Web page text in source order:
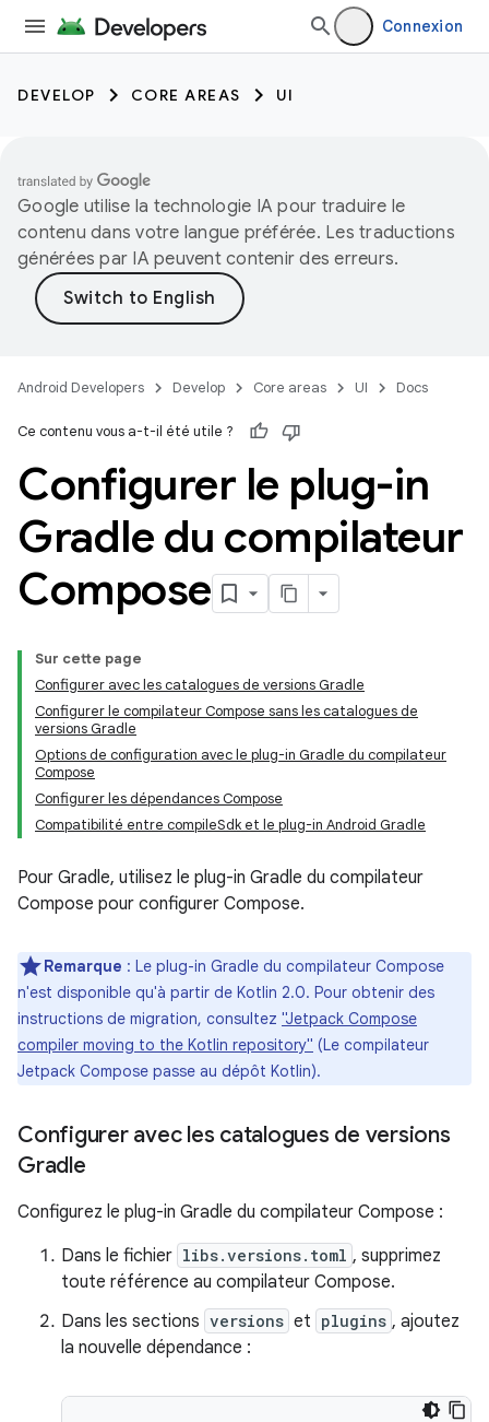
Connexion
DEVELOP CORE AREAS UI
Google utilise la technologie IA pour traduire le
contenu dans votre langue préférée. Les traductions
générées par IA peuvent contenir des erreurs.
Android Developers Develop Core areas UI Docs
Ce contenu vous a-t-il été utile ?
Configurer le plug-in
Gradle du compilateur
Compose
Sur cette page
Configurer avec les catalogues de versions Gradle
Configurer le compilateur Compose sans les catalogues de
versions Gradle
Options de configuration avec le plug-in Gradle du compilateur
Compose
Configurer les dépendances Compose
Compatibilité entre compileSdk et le plug-in Android Gradle
Pour Gradle, utilisez le plug-in Gradle du compilateur
Compose pour configurer Compose.
Remarque : Le plug-in Gradle du compilateur Compose
n'est disponible qu'à partir de Kotlin 2.0. Pour obtenir des
instructions de migration, consultez "Jetpack Compose
compiler moving to the Kotlin repository" (Le compilateur
Jetpack Compose passe au dépôt Kotlin).
Configurer avec les catalogues de versions
Gradle
Configurez le plug-in Gradle du compilateur Compose :
Dans le fichier libs.versions.toml , supprimez
toute référence au compilateur Compose.
Dans les sections versions et plugins , ajoutez
la nouvelle dépendance :